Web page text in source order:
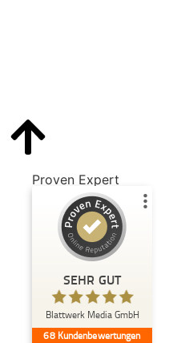
Proven Expert
SEHR GUT
Blattwerk Media GmbH
68 Kundenbewertungen
Kundenbewertungen
Blattwerk Media
SEHR GUT
4,81
/
5,00